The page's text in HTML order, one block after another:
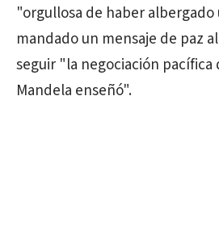
"orgullosa de haber
mandado un mensaje de paz
seguir "la negociación pacífica
Mandela enseñó".